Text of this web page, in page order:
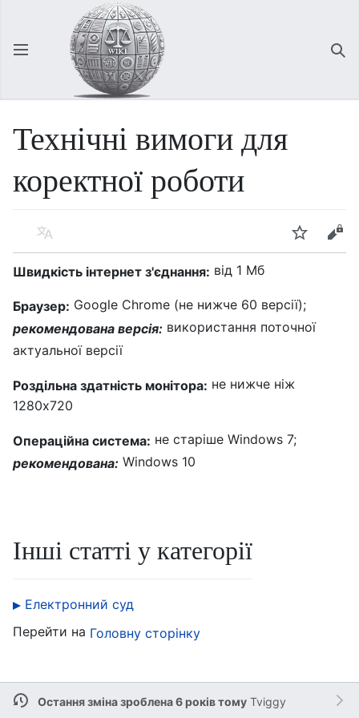
Відкрити головне меню
Технічні вимоги для
коректної роботи
Мова Спостерігати
Редагувати
Швидкість інтернет з'єднання: від 1 Мб
Браузер: Google Chrome (не нижче 60 версії);
рекомендована версія: використання поточної
актуальної версії
Роздільна здатність монітора: не нижче ніж
1280x720
Операційна система: не старіше Windows 7;
рекомендована: Windows 10
Інші статті у категорії
Електронний суд
Перейти на Головну сторінку
Остання зміна зроблена 6 років тому Tviggy